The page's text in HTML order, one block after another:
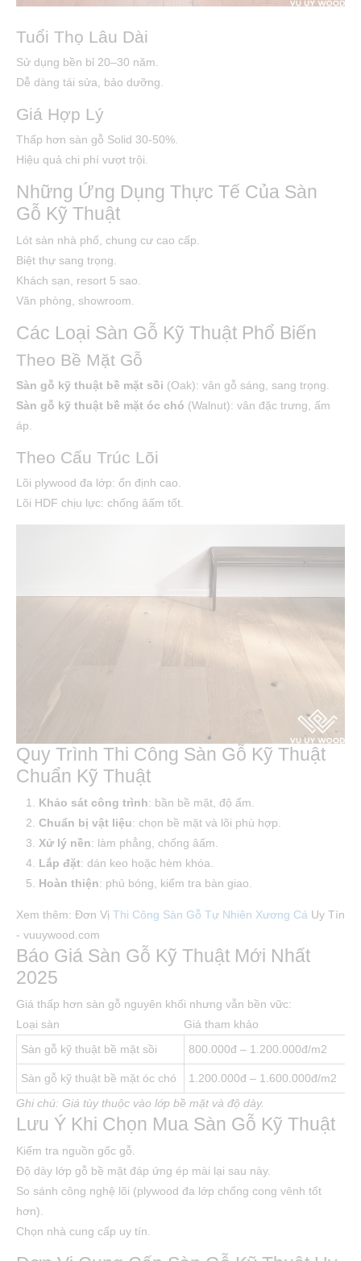
Tuổi Thọ Lâu Dài
Sử dụng bền bỉ 20–30 năm.
Dễ dàng tái sửa, bảo dưỡng.
Giá Hợp Lý
Thấp hơn sàn gỗ Solid 30-50%.
Hiệu quả chi phí vượt trội.
Những Ứng Dụng Thực Tế Của Sàn
Gỗ Kỹ Thuật
Lót sàn nhà phố, chung cư cao cấp.
Biệt thự sang trọng.
Khách sạn, resort 5 sao.
Văn phòng, showroom.
Các Loại Sàn Gỗ Kỹ Thuật Phổ Biến
Theo Bề Mặt Gỗ
Sàn gỗ kỹ thuật bề mặt sồi (Oak): vân gỗ sáng, sang trọng.
Sàn gỗ kỹ thuật bề mặt óc chó (Walnut): vân đặc trưng, ấm
áp.
Theo Cấu Trúc Lõi
Lõi plywood đa lớp: ổn định cao.
Lõi HDF chịu lực: chống âấm tốt.
Quy Trình Thi Công Sàn Gỗ Kỹ Thuật
Chuẩn Kỹ Thuật
Khảo sát công trình: bần bề mặt, độ ẩm.
Chuẩn bị vật liệu: chọn bề mặt và lõi phù hợp.
Xử lý nền: làm phẳng, chống âấm.
Lắp đặt: dán keo hoặc hèm khóa.
Hoàn thiện: phủ bóng, kiểm tra bàn giao.
Xem thêm: Đơn Vị Thi Công Sàn Gỗ Tự Nhiên Xương Cá Uy Tín
- vuuywood.com
Báo Giá Sàn Gỗ Kỹ Thuật Mới Nhất
2025
Giá thấp hơn sàn gỗ nguyên khối nhưng vẫn bền vữc:
Loại sàn
Giá tham khảo
Sàn gỗ kỹ thuật bề mặt sồi
800.000đ – 1.200.000đ/m2
Sàn gỗ kỹ thuật bề mặt óc chó
1.200.000đ – 1.600.000đ/m2
Ghi chú: Giá tùy thuộc vào lớp bề mặt và độ dày.
Lưu Ý Khi Chọn Mua Sàn Gỗ Kỹ Thuật
Kiểm tra nguồn gốc gỗ.
Độ dày lớp gỗ bề mặt đáp ứng ép mài lại sau này.
So sánh công nghệ lõi (plywood đa lớp chống cong vênh tốt
hơn).
Chọn nhà cung cấp uy tín.